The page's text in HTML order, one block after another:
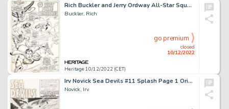
Rich Buckler and Jerry Ordway All-Star Squadron #4 Splash Page 14 Original Art (DC, 1981)....
Buckler, Rich
Heritage 10/12/2022 (CET)
closed
10/12/2022
go premium
Irv Novick Sea Devils #11 Splash Page 1 Original Art (DC, 1963)....
Novick, Irv